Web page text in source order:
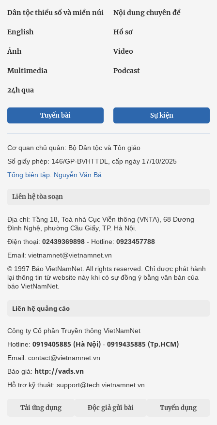
Dân tộc thiểu số và miền núi Nội dung chuyên đề
English Hồ sơ
Ảnh Video
Multimedia Podcast
24h qua
Tuyến bài Sự kiện
Cơ quan chủ quản: Bộ Dân tộc và Tôn giáo
Số giấy phép: 146/GP-BVHTTDL, cấp ngày 17/10/2025
Tổng biên tập: Nguyễn Văn Bá
Liên hệ tòa soạn
Địa chỉ: Tầng 18, Toà nhà Cục Viễn thông (VNTA), 68 Dương
Đình Nghệ, phường Cầu Giấy, TP. Hà Nội.
Điện thoại: 02439369898 - Hotline: 0923457788
Email: vietnamnet@vietnamnet.vn
© 1997 Báo VietNamNet. All rights reserved. Chỉ được phát hành
lại thông tin từ website này khi có sự đồng ý bằng văn bản của
báo VietNamNet.
Liên hệ quảng cáo
Công ty Cổ phần Truyền thông VietNamNet
Hotline: 0919405885 (Hà Nội) - 0919435885 (Tp.HCM)
Email: contact@vietnamnet.vn
Báo giá: http://vads.vn
Hỗ trợ kỹ thuật: support@tech.vietnamnet.vn
Tải ứng dụng Độc giả gửi bài Tuyển dụng